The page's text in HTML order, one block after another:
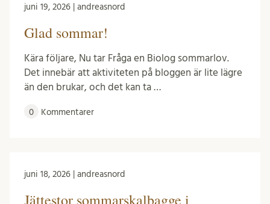
juni 19, 2026 | andreasnord
Glad sommar!
Kära följare, Nu tar Fråga en Biolog sommarlov.
Det innebär att aktiviteten på bloggen är lite lägre
än den brukar, och det kan ta …
0 Kommentarer
juni 18, 2026 | andreasnord
Jättestor sommarskalbagge i